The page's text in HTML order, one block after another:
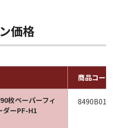
価格
商品コード
枚ペーパーフィ
ダーPF-H1
8490B012